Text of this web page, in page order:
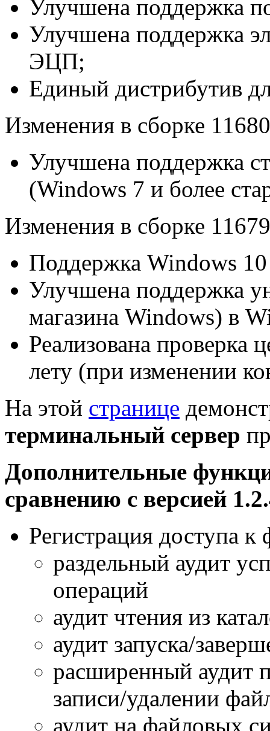
Улучшена поддержка
Улучшена поддержка
ЭЦП;
Единый дистрибутив
Изменения в сборке
Улучшена поддержка
(Windows 7 и более
Изменения в сборке
Поддержка Windows
Улучшена поддержка
магазина Windows) в
Реализована проверка
лету (при изменении
На этой странице
терминальный сервер
Дополнительные
сравнению с версией
Регистрация доступа
раздельный аудит
операций
аудит чтения из
аудит запуска/
расширенный аудит
записи/удалении
аудит на файловых